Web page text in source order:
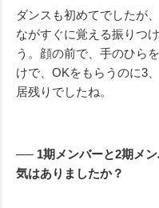
ダンスも初めてでしたが
ながすぐに覚える振りつ
う。顔の前で、手のひら
けで、OKをもらうのに3
居残りでしたね。
── 1期メンバーと2期メ
気はありましたか？